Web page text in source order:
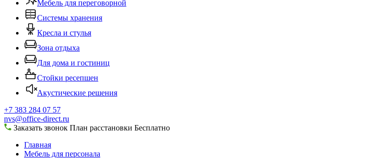
Мебель для переговорной
Системы хранения
Кресла и стулья
Зона отдыха
Для дома и гостиниц
Стойки ресепшен
Акустические решения
+7 383 284 07 57
nvs@office-direct.ru
Заказать звонок План расстановки Бесплатно
Главная
Мебель для персонала